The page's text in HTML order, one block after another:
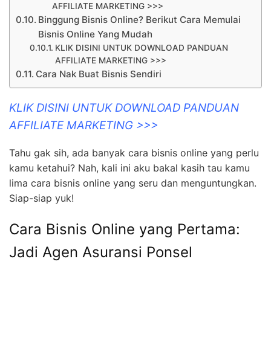
AFFILIATE MARKETING >>>
Binggung Bisnis Online? Berikut Cara Memulai
Bisnis Online Yang Mudah
KLIK DISINI UNTUK DOWNLOAD PANDUAN
AFFILIATE MARKETING >>>
Cara Nak Buat Bisnis Sendiri
KLIK DISINI UNTUK DOWNLOAD PANDUAN
AFFILIATE MARKETING >>>
Tahu gak sih, ada banyak cara bisnis online yang perlu
kamu ketahui? Nah, kali ini aku bakal kasih tau kamu
lima cara bisnis online yang seru dan menguntungkan.
Siap-siap yuk!
Cara Bisnis Online yang Pertama:
Jadi Agen Asuransi Ponsel